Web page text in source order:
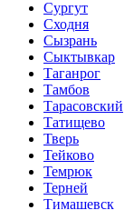
Сургут
Сходня
Сызрань
Сыктывкар
Таганрог
Тамбов
Тарасовский
Татищево
Тверь
Тейково
Темрюк
Терней
Тимашевск